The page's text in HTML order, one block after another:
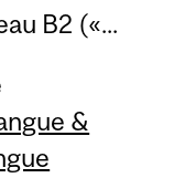
B2 («...
&